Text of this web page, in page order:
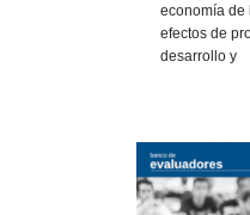
economía de
efectos de
desarrollo y